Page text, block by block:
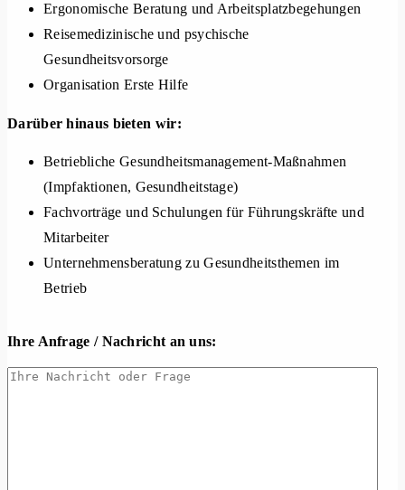
Ergonomische Beratung und Arbeitsplatzbegehungen
Reisemedizinische und psychische
Gesundheitsvorsorge
Organisation Erste Hilfe
Darüber hinaus bieten wir:
Betriebliche Gesundheitsmanagement-Maßnahmen
(Impfaktionen, Gesundheitstage)
Fachvorträge und Schulungen für Führungskräfte und
Mitarbeiter
Unternehmensberatung zu Gesundheitsthemen im
Betrieb
Ihre Anfrage / Nachricht an uns: